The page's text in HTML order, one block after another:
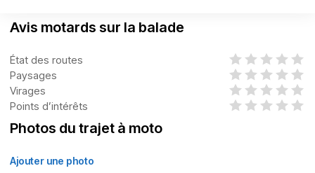
Avis motards sur la balade
État des routes
Paysages
Virages
Points d’intérêts
Photos du trajet à moto
Ajouter une photo